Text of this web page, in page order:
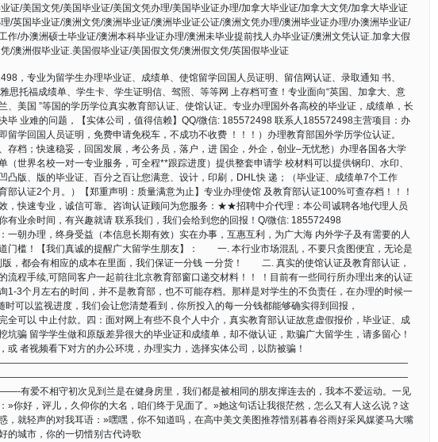
证/美国文凭/美国毕业证/美国文凭办理/美国毕业证办理/加拿大毕业证/加拿大文凭/加拿大毕业证
/英国毕业证/澳洲文凭/澳洲毕业证/澳洲毕业证公证/澳洲文凭办理/澳洲毕业证办理/办澳洲毕业证/
作/办澳洲硕士毕业证/澳洲本科毕业证办理/澳洲未毕业提前找人办毕业证/澳洲文凭认证.加拿大假
/澳洲假毕业证.美国假毕业证/美国假文凭/澳洲假文凭/英国假毕业证
，专业为留学生办理毕业证、成绩单、使馆留学回国人员证明、留信网认证、录取通知 书、
思托福成绩单、学生卡、学生证明信、驾照、等等网 上存档可查！专业面向“英国、加拿大、意
、美国 ”等国的学历学位真实教育部认证、使馆认证。专业办理国外各高校的毕业证，成绩单，长
毕 业难的问题，【实体公司，值得信赖】QQ/微信: 185572498 联系人185572498主营项目：办
留学回国人员证明，免费申请免税车，不成功不收费 ！！！）办理教育部国外学历学位认证。
存档；快速稳妥，回国发展，考公务员，落户，进 国企，外企，创业–无忧愁）办理各国各大学
（世界名校一对一专业服务，可全程**跟踪进度）提供整套申请学 校材料可以提供钢印、水印、
凸版、版的毕业证、百分之百让您满意、设计，印刷，DHL快 递；（毕业证、成绩单7个工作
部认证2个月。）【郑重声明：质量满意为止】专业办理使馆 及教育部认证100%可查存档！！！
，快速专业，诚信可靠。咨询认证顾问为您服务：★★招聘中介代理：本公司诚聘各地代理人员
有业余时间，有兴趣就请 联系我们，我们会给到您的回报！Q/微信: 185572498
一朝办理，终身受益（本信息长期有效）实在办事，互惠互利，为广大海 内外学子及有需要的人
门槛！【我们真诚的提醒广大留学生朋友】： 一. 本行业市场混乱，不要只贪图便宜，无论是
版，都会有相应的成本在里面，我们保证一分钱 一分货！ 二. 真实的使馆认证及教育部认证，
流程手续,可陪同客户一起前往北京教育部窗口递交材料！！ ！目前有一些同行所办理出来的认证
1-3个月左右的时间，并不是教育部，也不可能存档。那样是对学生的不负责任，在办理的时候一
可以监视进度，我们会让您清楚看到，你所投入的每一分钱都能够确实得到回报，
全可以 中止付款。四：面对网上有些不良个人中介，真实教育部认证故意虚假报价，毕业证、成
坑骗 留学学生做和原版差异很大的毕业证和成绩单，却不做认证，欺骗广大留学生，请多留心！
或 者视频看下对方的办公环境，办理实力，选择实体公司，以防被骗！
不相守初次见到兰是在健身房里，我们都是被相同的朋友撺连去的，我本不爱运动。一见
»你好，评儿，久仰你的大名，咱们终于见面了。»她这句话让我很茫然，怎么又有人这么说？这
，就轻声的对我耳语：»嘿嘿，你不知道吗，在高中美文美图推荐惜别暮春谷雨好采风媒婆马大嘴
的城市，你的一切惜别古代诗歌